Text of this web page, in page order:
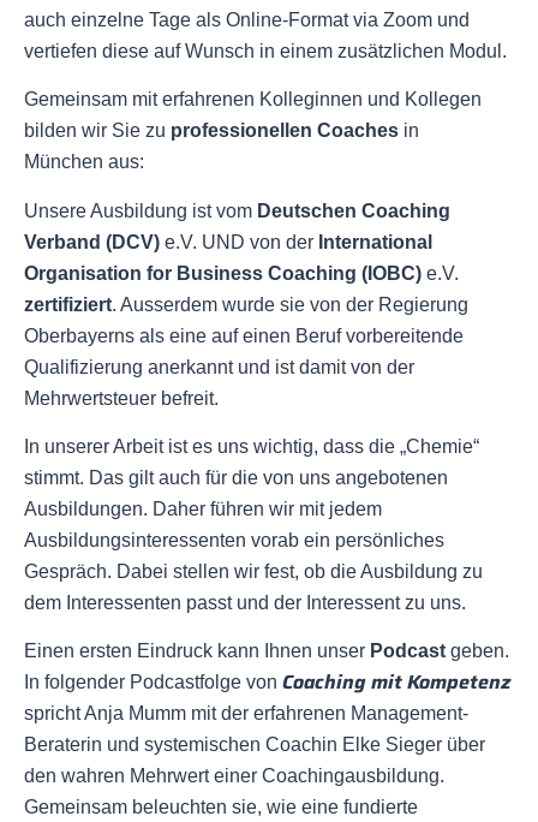
auch einzelne Tage als Online-Format via Zoom und
vertiefen diese auf Wunsch in einem zusätzlichen Modul.
Gemeinsam mit erfahrenen Kolleginnen und Kollegen
bilden wir Sie zu professionellen Coaches in
München aus:
Unsere Ausbildung ist vom Deutschen Coaching
Verband (DCV) e.V. UND von der International
Organisation for Business Coaching (IOBC) e.V.
zertifiziert. Ausserdem wurde sie von der Regierung
Oberbayerns als eine auf einen Beruf vorbereitende
Qualifizierung anerkannt und ist damit von der
Mehrwertsteuer befreit.
In unserer Arbeit ist es uns wichtig, dass die „Chemie“
stimmt. Das gilt auch für die von uns angebotenen
Ausbildungen. Daher führen wir mit jedem
Ausbildungsinteressenten vorab ein persönliches
Gespräch. Dabei stellen wir fest, ob die Ausbildung zu
dem Interessenten passt und der Interessent zu uns.
Einen ersten Eindruck kann Ihnen unser Podcast geben.
In folgender Podcastfolge von Coaching mit Kompetenz
spricht Anja Mumm mit der erfahrenen Management-
Beraterin und systemischen Coachin Elke Sieger über
den wahren Mehrwert einer Coachingausbildung.
Gemeinsam beleuchten sie, wie eine fundierte